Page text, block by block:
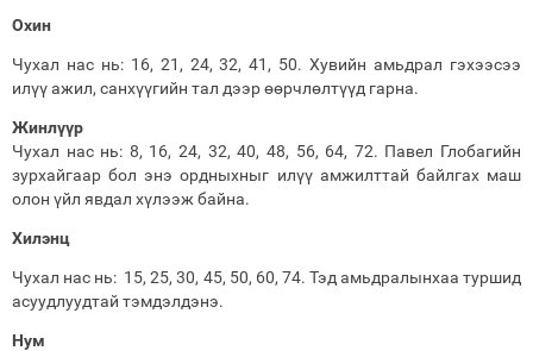
Охин
Чухал нас нь: 16, 21, 24, 32, 41, 50. Хувийн амьдрал гэхээсээ
илүү ажил, санхүүгийн тал дээр өөрчлөлтүүд гарна.
Жинлүүр
Чухал нас нь: 8, 16, 24, 32, 40, 48, 56, 64, 72. Павел Глобагийн
зурхайгаар бол энэ ордныхныг илүү амжилттай байлгах маш
олон үйл явдал хүлээж байна.
Хилэнц
Чухал нас нь: 15, 25, 30, 45, 50, 60, 74. Тэд амьдралынхаа туршид
асуудлуудтай тэмдэлдэнэ.
Нум